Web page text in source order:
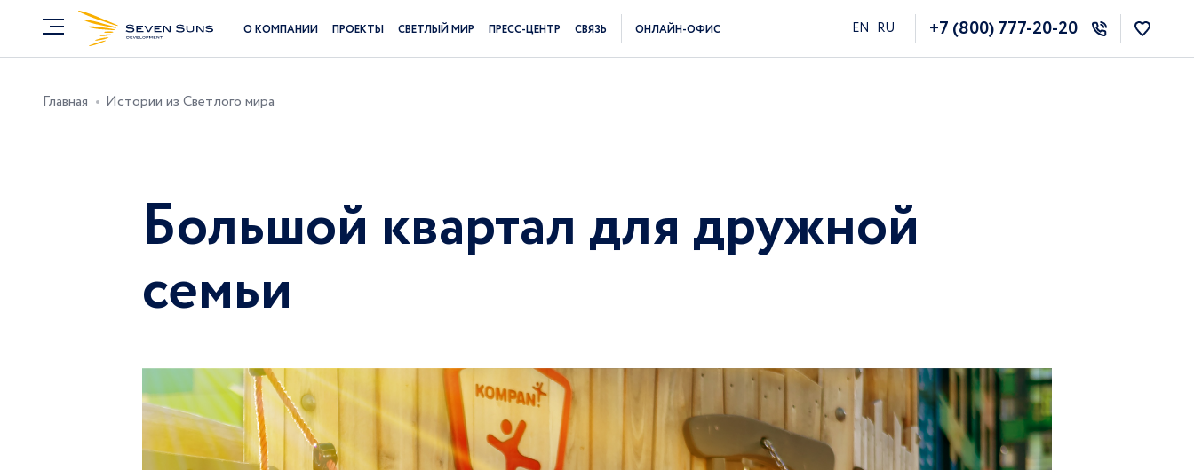
О КОМПАНИИ ПРОЕКТЫ СВЕТЛЫЙ МИР ПРЕСС-ЦЕНТР СВЯЗЬ ОНЛАЙН-ОФИС EN RU +7 (800) 777-20-20
Главная Истории из Светлого мира
Большой квартал для дружной
семьи